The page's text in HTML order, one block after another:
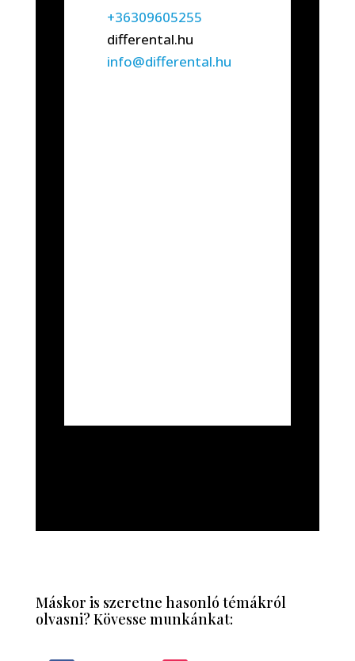
+36309605255
differental.hu
info@differental.hu
Máskor is szeretne hasonló témákról
olvasni? Kövesse munkánkat: